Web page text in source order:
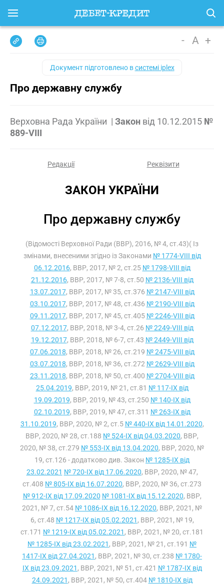
- A +
Документ підготовлено всистемі iplex
Про державну службу
Верховна Рада України | Закон від 10.12.2015 №
889-VIII
Редакції Реквізити
ЗАКОН УКРАЇНИ
Про державну службу
(Відомості Верховної Ради (ВВР), 2016, № 4, ст.43)( Із
змінами, внесеними згідно із Законами № 1774-VIII від
06.12.2016, ВВР, 2017, № 2, ст.25 № 1798-VIII від
21.12.2016, ВВР, 2017, № 7-8, ст.50 № 2136-VIII від
13.07.2017, ВВР, 2017, № 35, ст.376 № 2147-VIII від
03.10.2017, ВВР, 2017, № 48, ст.436 № 2190-VIII від
09.11.2017, ВВР, 2017, № 45, ст.405 № 2246-VIII від
07.12.2017, ВВР, 2018, № 3-4, ст.26 № 2249-VIII від
19.12.2017, ВВР, 2018, № 6-7, ст.43 № 2449-VIII від
07.06.2018, ВВР, 2018, № 26, ст.219 № 2475-VIII від
03.07.2018, ВВР, 2018, № 36, ст.272 № 2629-VIII від
23.11.2018, ВВР, 2018, № 50, ст.400 № 2704-VIII від
25.04.2019, ВВР, 2019, № 21, ст.81 № 117-IX від
19.09.2019, ВВР, 2019, № 43, ст.250 № 140-IX від
02.10.2019, ВВР, 2019, № 47, ст.311 № 263-IX від
31.10.2019, ВВР, 2020, № 2, ст.5 № 440-IX від 14.01.2020,
ВВР, 2020, № 28, ст.188 № 524-IX від 04.03.2020, ВВР,
2020, № 38, ст.279 № 553-IX від 13.04.2020, ВВР, 2020, №
19, ст.126 - додатково див. Закон № 1285-IX від
23.02.2021 № 720-IX від 17.06.2020, ВВР, 2020, № 47,
ст.408 № 805-IX від 16.07.2020, ВВР, 2020, № 36, ст.273
№ 912-IX від 17.09.2020 № 1081-IX від 15.12.2020, ВВР,
2021, № 7, ст.54 № 1086-IX від 16.12.2020, ВВР, 2021, №
6, ст.48 № 1217-IX від 05.02.2021 , ВВР, 2021, № 19,
ст.171 № 1219-IX від 05.02.2021 , ВВР, 2021, № 20, ст.181
№ 1285-IX від 23.02.2021 , ВВР, 2021, № 21, ст.191 №
1417-IX від 27.04.2021 , ВВР, 2021, № 30, ст.238 № 1780-
IX від 23.09.2021 , ВВР, 2021, № 51, ст.421 № 1787-IX від
24.09.2021 , ВВР, 2021, № 50, ст.404 № 1810-IX від